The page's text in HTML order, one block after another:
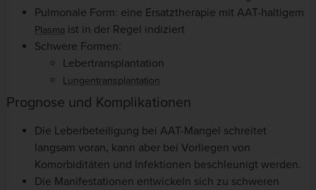
Pulmonale Form: eine Ersatztherapie mit AAT-haltigem
Plasma ist in der Regel indiziert
Schwere Formen:
Lebertransplantation
Lungentransplantation
Prognose und Komplikationen
Die Leberbeteiligung bei AAT-Mangel schreitet
langsam voran, kann aber bei Vorliegen von
Komorbiditäten und Infektionen beschleunigt werden.
Die Manifestationen entwickeln sich zu schweren